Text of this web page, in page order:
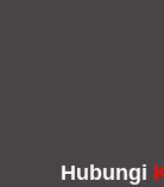
Hubungi